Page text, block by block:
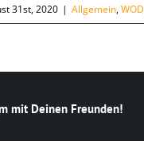
31st, 2020 | Allgemein,WOD
mit Deinen Freunden!